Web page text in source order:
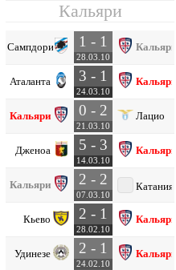
Кальяри
Сампдория 1 - 1
28.03.10
Кальяри
Аталанта 3 - 1
24.03.10
Кальяри
Кальяри 0 - 2
21.03.10
Лацио
Дженоа 5 - 3
14.03.10
Кальяри
Кальяри 2 - 2
07.03.10
Катания
Кьево 2 - 1
28.02.10
Кальяри
Удинезе 2 - 1
24.02.10
Кальяри